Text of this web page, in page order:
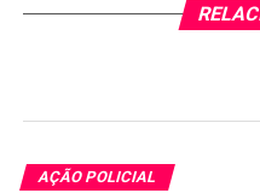
AÇÃO POLICIAL